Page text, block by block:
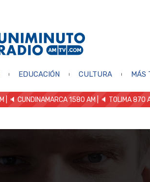
EDUCACIÓN CULTURA MÁS
| 🔈 CUNDINAMARCA 1580 AM | 🔈 TOLIMA 870